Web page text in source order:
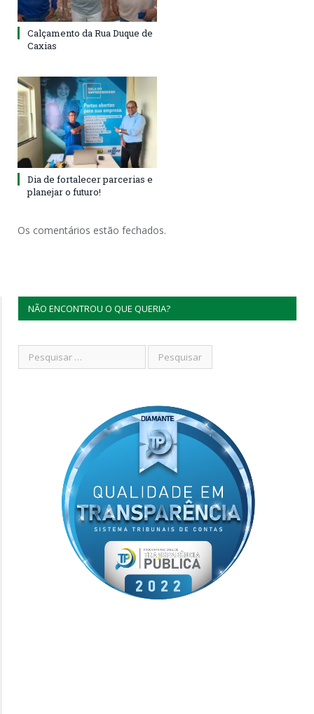
Calçamento da Rua Duque de
Caxias
Dia de fortalecer parcerias e
planejar o futuro!
Os comentários estão fechados.
NÃO ENCONTROU O QUE QUERIA?